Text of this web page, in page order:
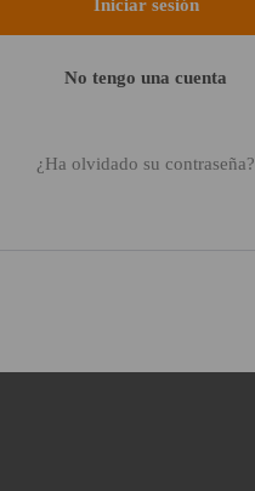
No tengo una cuenta
¿Ha olvidado su contraseña?